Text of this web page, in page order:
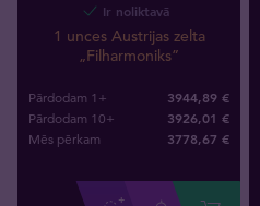
Ir noliktavā
1 unces Austrijas zelta
„Filharmoniks”
Pārdodam 1+ 3944,89 €
Pārdodam 10+ 3926,01 €
Mēs pērkam 3778,67 €